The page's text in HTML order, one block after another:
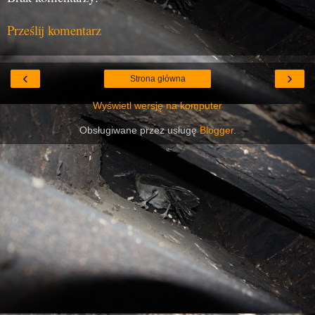
Prześlij komentarz
‹ ›
Strona główna
Wyświetl wersję na komputer
Obsługiwane przez usługęBlogger.